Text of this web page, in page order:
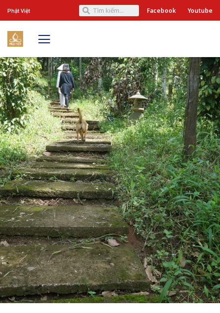
Phật Việt Facebook Youtube